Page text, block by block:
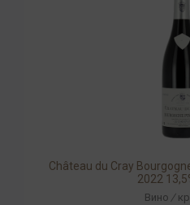
Château du Cray
2022
Вино /